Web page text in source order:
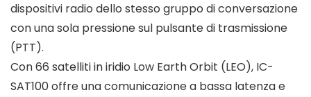
dispositivi radio dello stesso gruppo di conversazione
con una sola pressione sul pulsante di trasmissione
(PTT).
Con 66 satelliti in iridio Low Earth Orbit (LEO), IC-
SAT100 offre una comunicazione a bassa latenza e